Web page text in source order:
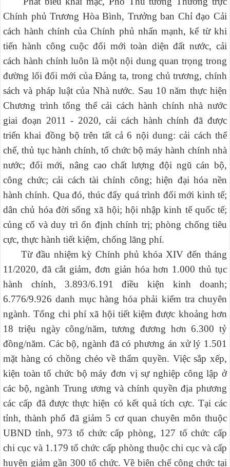
Chính phủ Trương Hòa Bình, Trưởng ban Chỉ đạo Cải
cách hành chính của Chính phủ nhấn mạnh, kể từ khi
tiến hành công cuộc đổi mới toàn diện đất nước, cải
cách hành chính luôn là một nội dung quan trọng trong
đường lối đổi mới của Đảng ta, trong chủ trương, chính
sách và pháp luật của Nhà nước. Sau 10 năm thực hiện
Chương trình tổng thể cải cách hành chính nhà nước
giai đoạn 2011 - 2020, cải cách hành chính đã được
triển khai đồng bộ trên tất cả 6 nội dung: cải cách thể
chế, thủ tục hành chính, tổ chức bộ máy hành chính nhà
nước; đổi mới, nâng cao chất lượng đội ngũ cán bộ,
công chức; cải cách tài chính công; hiện đại hóa nền
hành chính. Qua đó, thúc đẩy quá trình đổi mới kinh tế;
dân chủ hóa đời sống xã hội; hội nhập kinh tế quốc tế;
củng cố và duy trì ổn định chính trị; phòng chống tiêu
cực, thực hành tiết kiệm, chống lãng phí.
Từ đầu nhiệm kỳ Chính phủ khóa XIV đến tháng
11/2020, đã cắt giảm, đơn giản hóa hơn 1.000 thủ tục
hành chính, 3.893/6.191 điều kiện kinh doanh;
6.776/9.926 danh mục hàng hóa phải kiểm tra chuyên
ngành. Tổng chi phí xã hội tiết kiệm được khoảng hơn
18 triệu ngày công/năm, tương đương hơn 6.300 tỷ
đồng/năm. Các bộ, ngành đã có phương án xử lý 1.501
mặt hàng có chồng chéo về thẩm quyền. Việc sắp xếp,
kiện toàn tổ chức bộ máy đơn vị sự nghiệp công lập ở
các bộ, ngành Trung ương và chính quyền địa phương
các cấp đã được thực hiện có kết quả tích cực. Tại các
tỉnh, thành phố đã giảm 5 cơ quan chuyên môn thuộc
UBND tỉnh, 973 tổ chức cấp phòng, 127 tổ chức cấp
chi cục và 1.179 tổ chức cấp phòng thuộc chi cục và cấp
huyện giảm gần 300 tổ chức. Về biên chế công chức tại